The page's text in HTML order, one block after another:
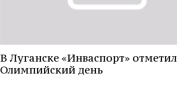
В Луганске «Инваспорт» отметил
Олимпийский день